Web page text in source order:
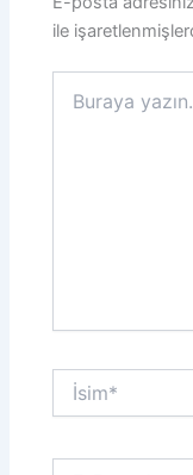
ile
yazın..
İsim*